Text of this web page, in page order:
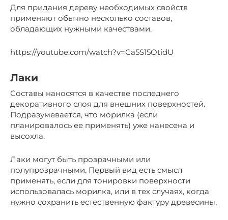
Для придания дереву необходимых свойств
применяют обычно несколько составов,
обладающих нужными качествами.
https://youtube.com/watch?v=Ca5S15OtidU
Лаки
Составы наносятся в качестве последнего
декоративного слоя для внешних поверхностей.
Подразумевается, что морилка (если
планировалось ее применять) уже нанесена и
высохла.
Лаки могут быть прозрачными или
полупрозрачными. Первый вид есть смысл
применять, если для тонировки поверхности
использовалась морилка, или в тех случаях, когда
нужно сохранить естественную фактуру древесины.